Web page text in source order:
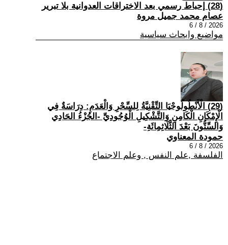
(28) إحباط رسمي بعد الاختراقات العدوانية بلا تبرير
عصام محمد جميل مروة
2026 / 8 / 6
مواضيع وابحاث سياسية
(29) الْأَنْطُولُوجْيَا التِّقْنِيَّةُ لِلسِّحْرِ وَالْعَدَمِ: دِرَاسَةٌ فِي
الْإِمْكَانِ الْكَامِنِ وَالتَّشْكِيلِ الْوُجُودِيِّ -الجُزْءُ الحَادِي
وَالسِّتُّونَ بَعْدَ الثَّلَاثِمِائَةِ-
حمودة المعناوي
2026 / 8 / 6
الفلسفة ,علم النفس , وعلم الاجتماع